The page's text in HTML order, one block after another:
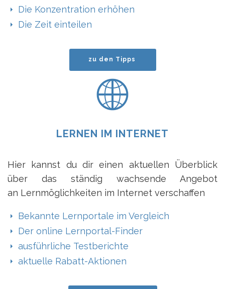
Die Konzentration erhöhen
Die Zeit einteilen
zu den Tipps
LERNEN IM INTERNET
Hier kannst du dir einen aktuellen Überblick
über das ständig wachsende Angebot
an Lernmöglichkeiten im Internet verschaffen
Bekannte Lernportale im Vergleich
Der online Lernportal-Finder
ausführliche Testberichte
aktuelle Rabatt-Aktionen